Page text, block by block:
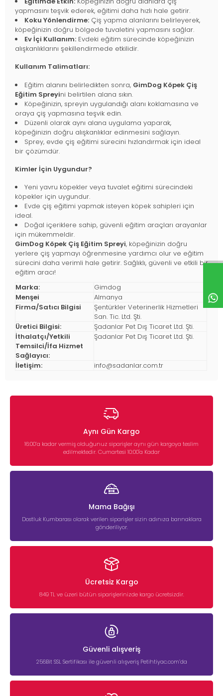
yapmasını teşvik ederek, eğitimi daha hızlı hale getirir.
Koku Yönlendirme: Çiş yapma alanlarını belirleyerek,
köpeğinizin doğru bölgede tuvaletini yapmasını sağlar.
Ev İçi Kullanım: Evdeki eğitim sürecinde köpeğinizin
alışkanlıklarını şekillendirmede etkilidir.
Kullanım Talimatları:
Eğitim alanını belirledikten sonra, GimDog Köpek Çiş
Eğitim Spreyini belirtilen alana sıkın.
Köpeğinizin, spreyin uygulandığı alanı koklamasına ve
oraya çiş yapmasına teşvik edin.
Düzenli olarak aynı alana uygulama yaparak,
köpeğinizin doğru alışkanlıklar edinmesini sağlayın.
Sprey, evde çiş eğitimi sürecini hızlandırmak için ideal
bir çözümdür.
Kimler İçin Uygundur?
Yeni yavru köpekler veya tuvalet eğitimi sürecindeki
köpekler için uygundur.
Evde çiş eğitimi yapmak isteyen köpek sahipleri için
ideal.
Doğal içeriklere sahip, güvenli eğitim araçları arayanlar
için mükemmeldir.
GimDog Köpek Çiş Eğitim Spreyi, köpeğinizin doğru
yerlere çiş yapmayı öğrenmesine yardımcı olur ve eğitim
sürecini daha verimli hale getirir. Sağlıklı, güvenli ve etkili bir
eğitim aracı!
Marka:
Gimdog
Menşei
Almanya
Firma/Satıcı Bilgisi
Şentürkler Veterinerlik Hizmetleri
San. Tic. Ltd. Şti.
Üretici Bilgisi:
Şadanlar Pet Dış Ticaret Ltd. Şti.
İthalatçı/Yetkili
Temsilci/İfa Hizmet
Sağlayıcı:
Şadanlar Pet Dış Ticaret Ltd. Şti.
İletişim: info@sadanlar.com.tr
Aynı Gün Kargo
16:00’a kadar vermiş olduğunuz siparişler aynı gün kargoya teslim
edilmektedir. Cumartesi 10:00'a Kadar
Mama Bağışı
Dostluk Kumbarası olarak verilen siparişler sizin adınıza barınaklara
gönderiliyor.
Ücretsiz Kargo
849 TL ve üzeri bütün siparişlerinizde kargo ücretsizdir.
Güvenli alışveriş
256Bit SSL Sertifikası ile güvenli alışveriş Petihtiyac.com’da